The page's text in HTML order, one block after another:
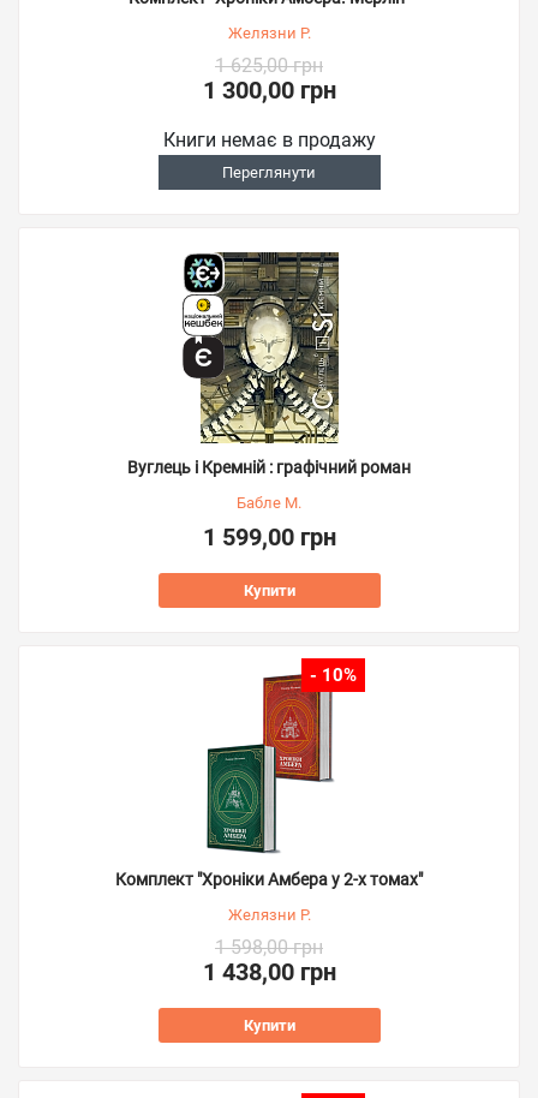
Желязни Р.
1 625,00 грн
1 300,00 грн
Книги немає в продажу
Переглянути
Вуглець і Кремній : графічний роман
Бабле М.
1 599,00 грн
Купити
- 10%
Комплект "Хроніки Амбера у 2-х томах"
Желязни Р.
1 598,00 грн
1 438,00 грн
Купити